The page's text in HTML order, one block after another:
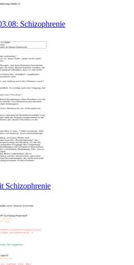
Schizophrenie
Schizophrenie